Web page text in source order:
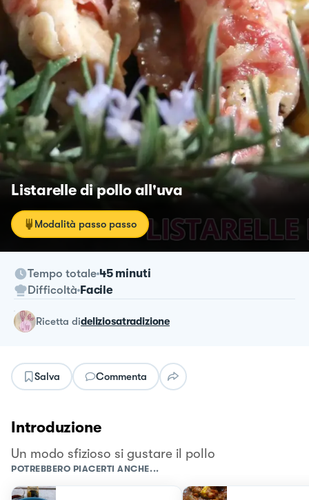
Listarelle di pollo all'uva
Modalità passo passo
Tempo totale 45 minuti
Difficoltà Facile
ricetta dideliziosatradizione
Salva Commenta
Introduzione
Un modo sfizioso si gustare il pollo
POTREBBERO PIACERTI ANCHE...